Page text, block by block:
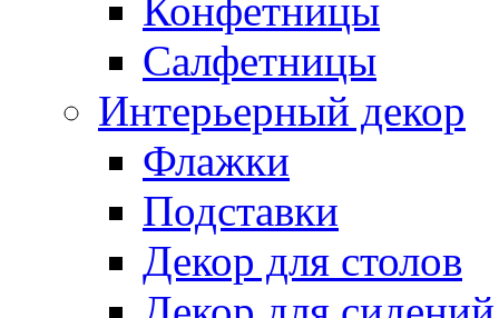
Конфетницы
Салфетницы
Интерьерный декор
Флажки
Подставки
Декор для столов